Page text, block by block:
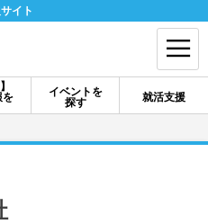
イト
を
イベントを
探す
就活支援
ログイン